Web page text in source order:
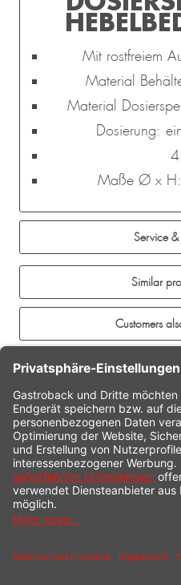
Mit rostfreiem
Material
Material
Dosierung:
4
Maße Ø x
Service
Similar
Customers
CONTACT
SERVICE HOTLINE
INFORMATION
SHOP SERVICE